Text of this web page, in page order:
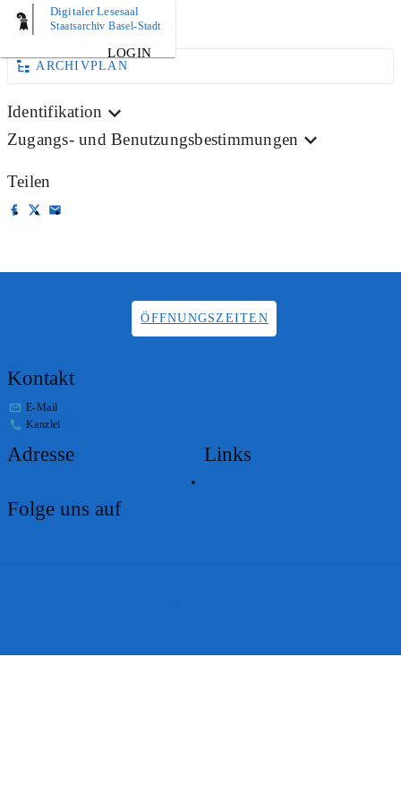
Digitaler Lesesaal
Staatsarchiv Basel-Stadt
LOGIN
AKTE
ARCHIVPLAN
Identifikation
Zugangs- und Benutzungsbestimmungen
Teilen
ÖFFNUNGSZEITEN
Kontakt
E-Mail
Kanzlei
Adresse Links
Folge uns auf